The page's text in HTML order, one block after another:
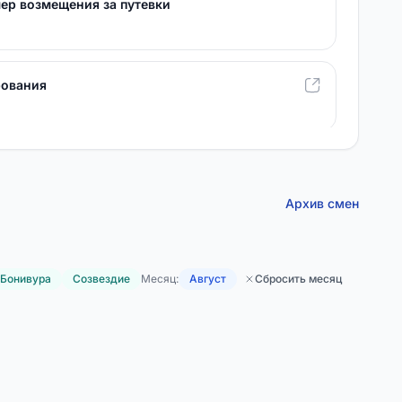
возмещения за путевки
Архив смен
Бонивура Созвездие Месяц: Август Сбросить месяц